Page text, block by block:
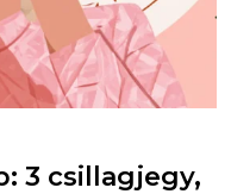
3 csillagjegy,